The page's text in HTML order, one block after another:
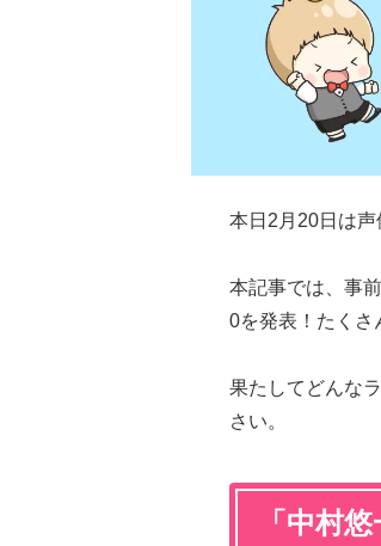
本日2月20日は声
本記事では、事
0を発表！たくさ
果たしてどんな
さい。
「中村